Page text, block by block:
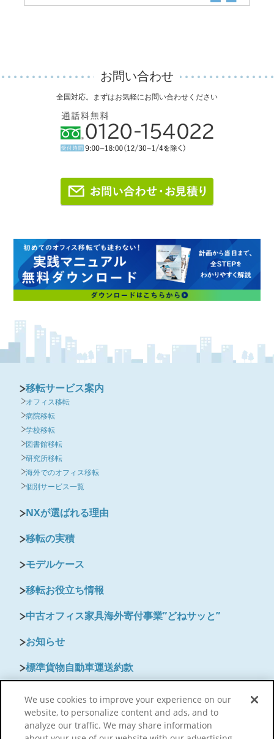
お問い合わせ
全国対応。まずはお気軽にお問い合わせください
移転サービス案内
オフィス移転
病院移転
学校移転
図書館移転
研究所移転
海外でのオフィス移転
個別サービス一覧
NXが選ばれる理由
移転お役立ち情報
標準貨物自動車運送約款
移転の実積
中古オフィス家具海外寄付事業”どねサッと”
保険のご案内
よくあるご質問
モデルケース
お知らせ
We use cookies to improve your experience on our
website, to personalize content and ads, and to
analyze our traffic. We may share information